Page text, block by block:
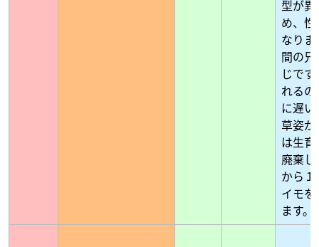
型が
め、
なり
間の
じで
れる
に遅
草姿
は生
廃棄
から
イモ
ます。